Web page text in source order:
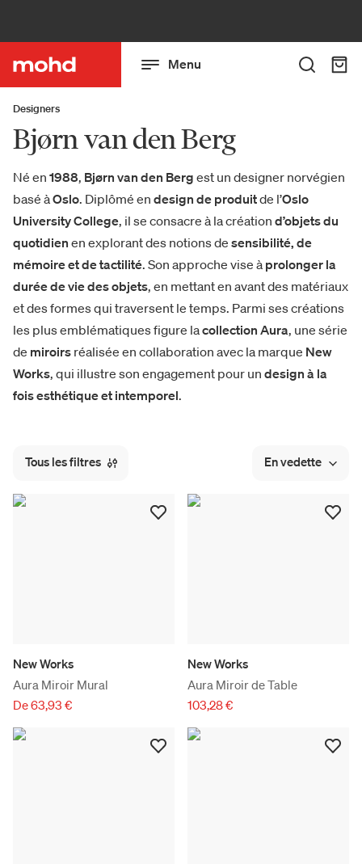
Menu
Designers
Bjørn van den Berg
Né en 1988, Bjørn van den Berg est un designer norvégien
basé àOslo. Diplômé en design de produitde l’Oslo
University College, il se consacre à la création d’objets du
quotidien en explorant des notions de sensibilité, de
mémoire et de tactilité. Son approche vise à prolonger la
durée de vie des objets, en mettant en avant des matériaux
et des formes qui traversent le temps. Parmi ses créations
les plus emblématiques figure lacollection Aura, une série
de miroirs réalisée en collaboration avec la marque New
Works, qui illustre son engagement pour un design à la
fois esthétique et intemporel.
Tous les filtres En vedette
New Works
Aura Miroir Mural
De 63,93 €
New Works
Aura Miroir de Table
103,28 €